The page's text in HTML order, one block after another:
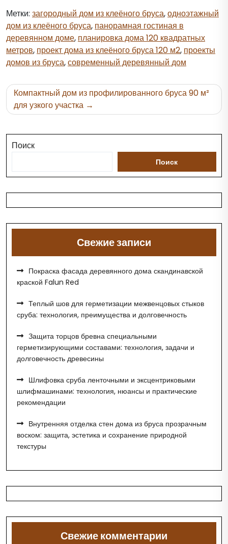
Метки: загородный дом из клеёного бруса,одноэтажный
дом из клеёного бруса, панорамная гостиная в
деревянном доме, планировка дома 120 квадратных
метров, проект дома из клеёного бруса 120 м2, проекты
домов из бруса,современный деревянный дом
Навигация
по
Компактный дом из профилированного бруса 90 м²
для узкого участка
Поиск
Поиск
Свежие записи
Покраска фасада деревянного дома скандинавской
краской Falun Red
Теплый шов для герметизации межвенцовых стыков
сруба: технология, преимущества и долговечность
Защита торцов бревна специальными
герметизирующими составами: технология, задачи и
долговечность древесины
Шлифовка сруба ленточными и эксцентриковыми
шлифмашинами: технология, нюансы и практические
рекомендации
Внутренняя отделка стен дома из бруса прозрачным
воском: защита, эстетика и сохранение природной
текстуры
Свежие комментарии